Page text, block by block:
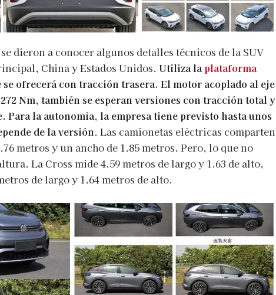
dieron a conocer algunos detalles técnicos de la SUV
China y Estados Unidos. Utiliza la plataforma
ofrecerá con tracción trasera. El motor acoplado al eje
Nm, también se esperan versiones con tracción total y
Para la autonomía, la empresa tiene previsto hasta unos
de la versión. Las camionetas eléctricas comparten
metros y un ancho de 1.85 metros. Pero, lo que no
La Cross mide 4.59 metros de largo y 1.63 de alto,
de largo y 1.64 metros de alto.